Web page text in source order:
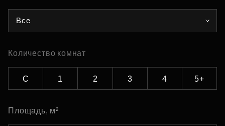
Все
Количество комнат
С 1 2 3 4 5+
Площадь, м²